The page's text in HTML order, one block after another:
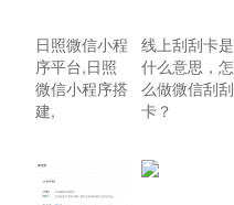
日照微信小程
序平台,日照
微信小程序搭
建,
线上刮刮卡是
什么意思，怎
么做微信刮刮
卡？